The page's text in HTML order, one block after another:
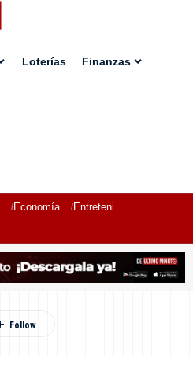
Loterías Finanzas
Economía Entretenimiento